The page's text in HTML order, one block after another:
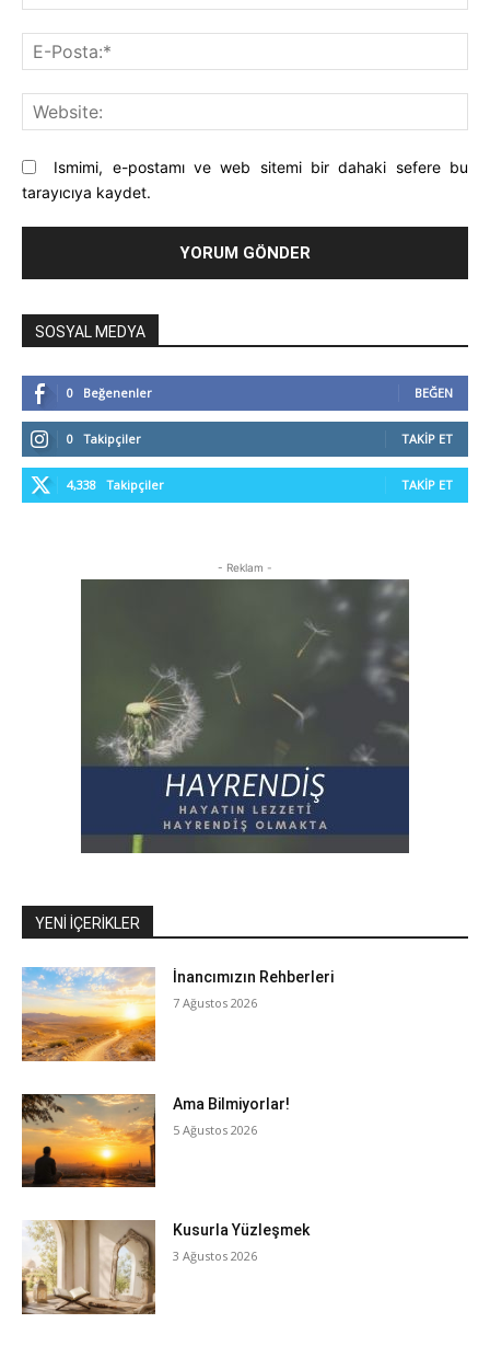
Ismimi, e-postamı ve web sitemi bir dahaki sefere bu
tarayıcıya kaydet.
SOSYAL MEDYA
0 Beğenenler BEĞEN
0 Takipçiler TAKIP ET
4,338 Takipçiler TAKIP ET
- Reklam -
YENI İÇERIKLER
İnancımızın Rehberleri
7 Ağustos 2026
Ama Bilmiyorlar!
5 Ağustos 2026
Kusurla Yüzleşmek
3 Ağustos 2026